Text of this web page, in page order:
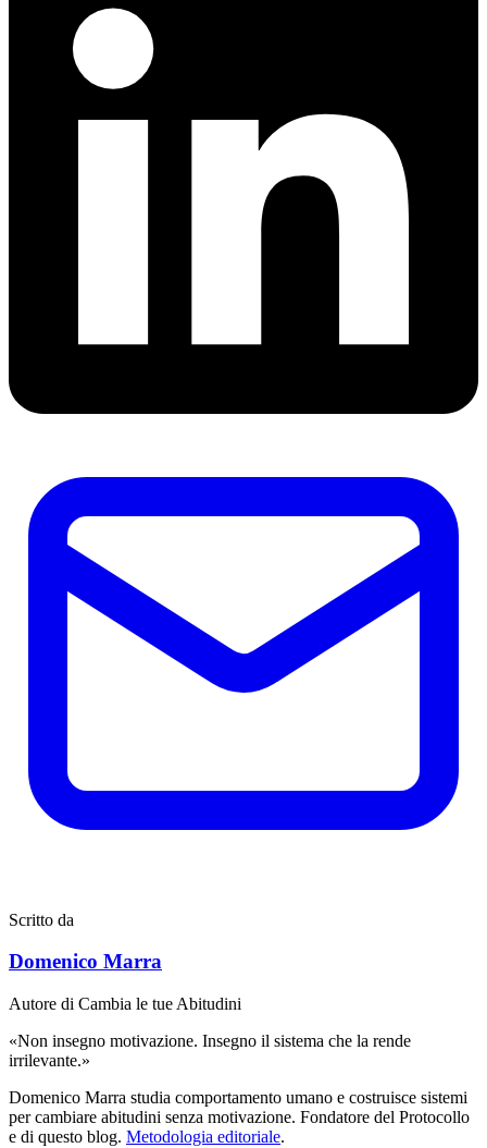
Scritto da
Domenico Marra
Autore di Cambia le tue Abitudini
«Non insegno motivazione. Insegno il sistema che la rende
irrilevante.»
Domenico Marra studia comportamento umano e costruisce sistemi
per cambiare abitudini senza motivazione. Fondatore del Protocollo
e di questo blog. Metodologia editoriale.